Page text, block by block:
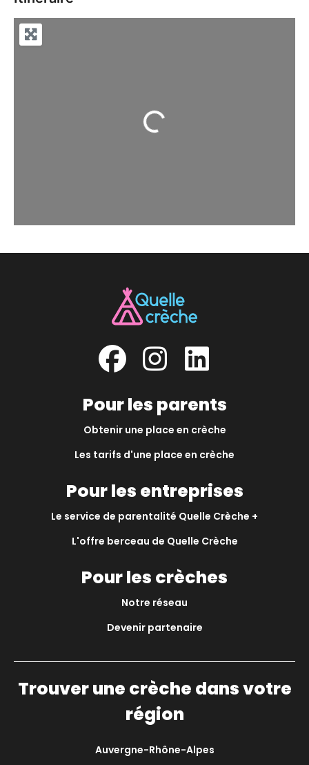
Chargement...
Pour les parents
Obtenir une place en crèche
Les tarifs d'une place en crèche
Pour les entreprises
Le service de parentalité Quelle Crèche +
L'offre berceau de Quelle Crèche
Pour les crèches
Notre réseau
Devenir partenaire
Trouver une crèche dans votre
région
Auvergne-Rhône-Alpes